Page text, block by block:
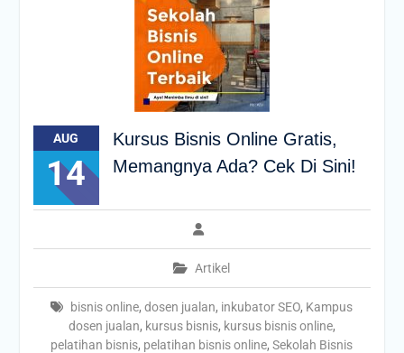
AUG
14
Kursus Bisnis Online Gratis,
Memangnya Ada? Cek Di Sini!
Artikel
bisnis online,dosen jualan, inkubator SEO, Kampus
dosen jualan, kursus bisnis, kursus bisnis online,
pelatihan bisnis, pelatihan bisnis online,Sekolah Bisnis